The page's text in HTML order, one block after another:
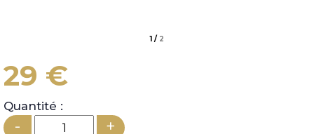
1 / 2
29 €
Quantité :
- +